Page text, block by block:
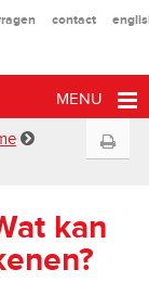
contact
MENU
kan